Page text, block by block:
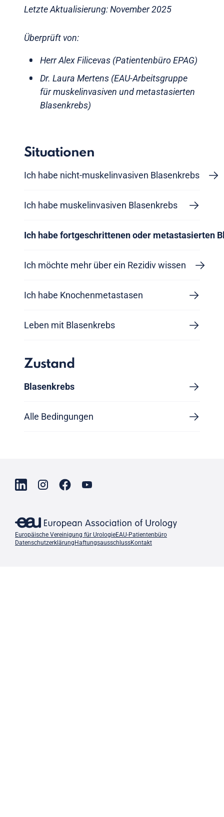
Letzte Aktualisierung: November 2025
Überprüft von:
Herr Alex Filicevas (Patientenbüro EPAG)
Dr. Laura Mertens (EAU-Arbeitsgruppe
für muskelinvasiven und metastasierten
Blasenkrebs)
Situationen
Ich habe nicht-muskelinvasiven Blasenkrebs
Ich habe muskelinvasiven Blasenkrebs
Ich habe fortgeschrittenen oder metastasierten
Ich möchte mehr über ein Rezidiv wissen
Ich habe Knochenmetastasen
Leben mit Blasenkrebs
Zustand
Blasenkrebs
Alle Bedingungen
Europäische Vereinigung für UrologieEAU-Patientenbüro
Datenschutzerklärung HaftungsausschlussKontakt